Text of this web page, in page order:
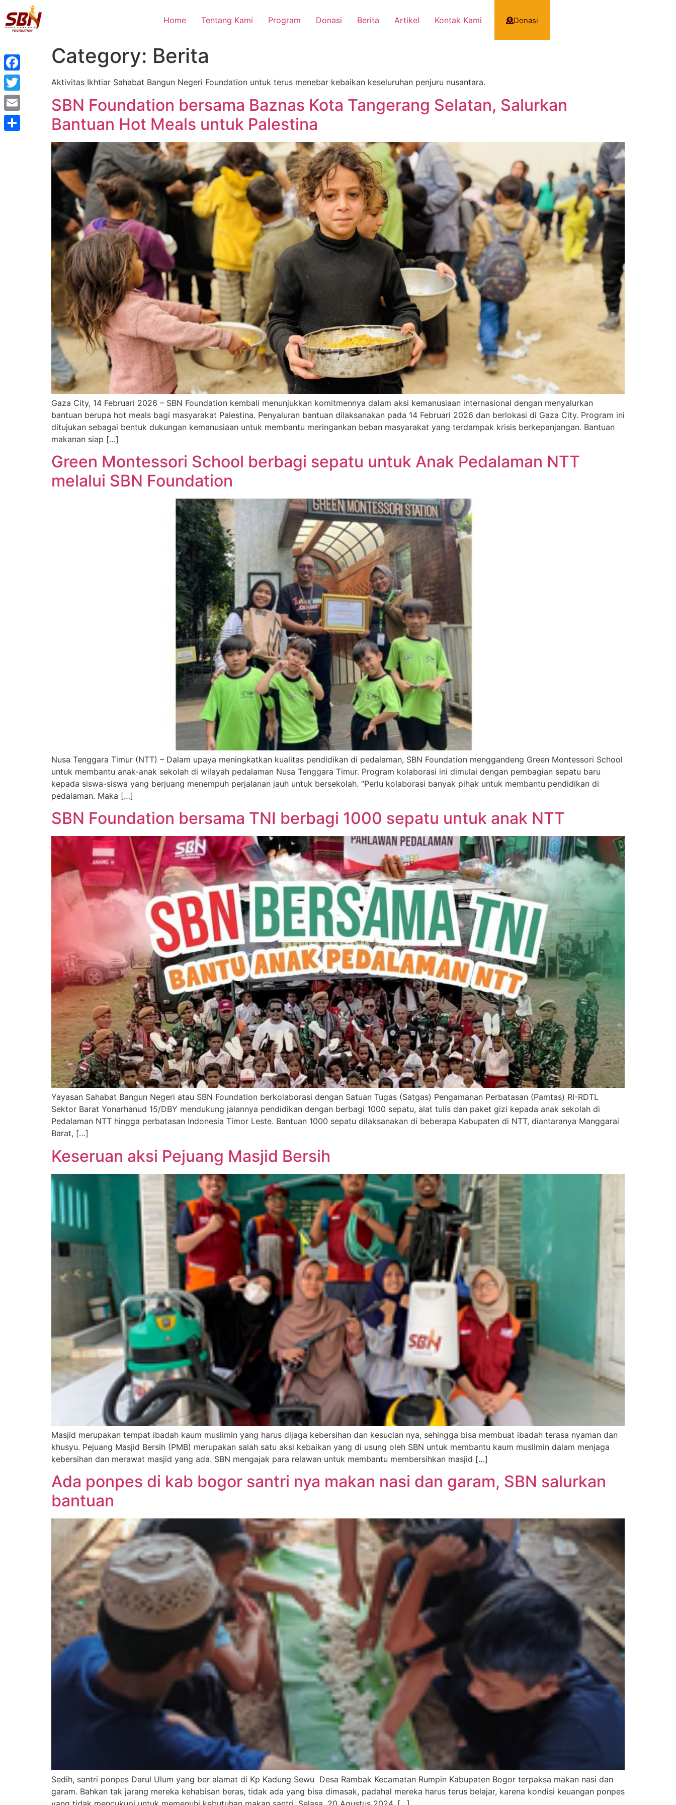
Home Tentang Kami Program Donasi Berita Artikel Kontak Kami Donasi
Category: Berita
Aktivitas Ikhtiar Sahabat Bangun Negeri Foundation untuk terus menebar kebaikan keseluruhan penjuru nusantara.
SBN Foundation bersama Baznas Kota Tangerang Selatan, Salurkan
Bantuan Hot Meals untuk Palestina
Gaza City, 14 Februari 2026 – SBN Foundation kembali menunjukkan komitmennya dalam aksi kemanusiaan internasional dengan menyalurkan
bantuan berupa hot meals bagi masyarakat Palestina. Penyaluran bantuan dilaksanakan pada 14 Februari 2026 dan berlokasi di Gaza City. Program ini
ditujukan sebagai bentuk dukungan kemanusiaan untuk membantu meringankan beban masyarakat yang terdampak krisis berkepanjangan. Bantuan
makanan siap […]
Green Montessori School berbagi sepatu untuk Anak Pedalaman NTT
melalui SBN Foundation
Nusa Tenggara Timur (NTT) – Dalam upaya meningkatkan kualitas pendidikan di pedalaman, SBN Foundation menggandeng Green Montessori School
untuk membantu anak-anak sekolah di wilayah pedalaman Nusa Tenggara Timur. Program kolaborasi ini dimulai dengan pembagian sepatu baru
kepada siswa-siswa yang berjuang menempuh perjalanan jauh untuk bersekolah. “Perlu kolaborasi banyak pihak untuk membantu pendidikan di
pedalaman. Maka […]
SBN Foundation bersama TNI berbagi 1000 sepatu untuk anak NTT
Yayasan Sahabat Bangun Negeri atau SBN Foundation berkolaborasi dengan Satuan Tugas (Satgas) Pengamanan Perbatasan (Pamtas) RI-RDTL
Sektor Barat Yonarhanud 15/DBY mendukung jalannya pendidikan dengan berbagi 1000 sepatu, alat tulis dan paket gizi kepada anak sekolah di
Pedalaman NTT hingga perbatasan Indonesia Timor Leste. Bantuan 1000 sepatu dilaksanakan di beberapa Kabupaten di NTT, diantaranya Manggarai
Barat, […]
Keseruan aksi Pejuang Masjid Bersih
Masjid merupakan tempat ibadah kaum muslimin yang harus dijaga kebersihan dan kesucian nya, sehingga bisa membuat ibadah terasa nyaman dan
khusyu. Pejuang Masjid Bersih (PMB) merupakan salah satu aksi kebaikan yang di usung oleh SBN untuk membantu kaum muslimin dalam menjaga
kebersihan dan merawat masjid yang ada. SBN mengajak para relawan untuk membantu membersihkan masjid […]
Ada ponpes di kab bogor santri nya makan nasi dan garam, SBN salurkan
bantuan
Sedih, santri ponpes Darul Ulum yang ber alamat di Kp Kadung Sewu Desa Rambak Kecamatan Rumpin Kabupaten Bogor terpaksa makan nasi dan
garam. Bahkan tak jarang mereka kehabisan beras, tidak ada yang bisa dimasak, padahal mereka harus terus belajar, karena kondisi keuangan ponpes
Facebook
Twitter
Email